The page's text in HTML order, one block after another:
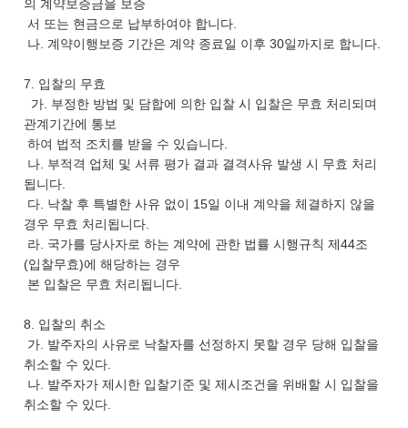
의 계약보증금을 보증
서 또는 현금으로 납부하여야 합니다.
나. 계약이행보증 기간은 계약 종료일 이후 30일까지로 합니다.
7. 입찰의 무효
가. 부정한 방법 및 담합에 의한 입찰 시 입찰은 무효 처리되며
관계기간에 통보
하여 법적 조치를 받을 수 있습니다.
나. 부적격 업체 및 서류 평가 결과 결격사유 발생 시 무효 처리
됩니다.
다. 낙찰 후 특별한 사유 없이 15일 이내 계약을 체결하지 않을
경우 무효 처리됩니다.
라. 국가를 당사자로 하는 계약에 관한 법률 시행규칙 제44조
(입찰무효)에 해당하는 경우
본 입찰은 무효 처리됩니다.
8. 입찰의 취소
가. 발주자의 사유로 낙찰자를 선정하지 못할 경우 당해 입찰을
취소할 수 있다.
나. 발주자가 제시한 입찰기준 및 제시조건을 위배할 시 입찰을
취소할 수 있다.